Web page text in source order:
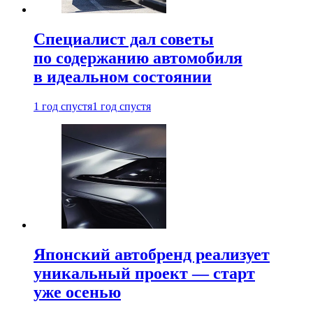
Специалист дал советы
по содержанию автомобиля
в идеальном состоянии
1 год спустя1 год спустя
Японский автобренд реализует
уникальный проект — старт
уже осенью